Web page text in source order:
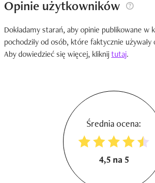
Opinie użytkowników
Dokładamy starań, aby opinie publikowane w
pochodziły od osób, które faktycznie
Aby dowiedzieć się więcej, kliknijtutaj.
Średnia ocena:
4,5 na 5